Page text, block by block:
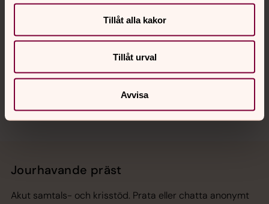
Tillåt alla kakor
Tillåt urval
Avvisa
Hitta snabbt
Sociala kanaler
Jourhavande präst
Akut samtals- och krisstöd. Prata eller chatta anonymt